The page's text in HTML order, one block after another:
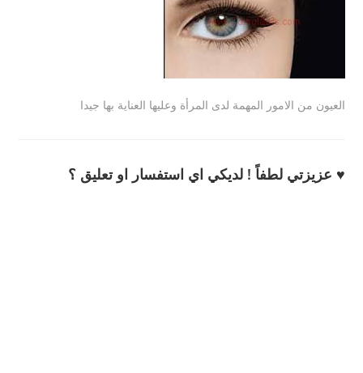
العيون من الامور المهمة لدى المرأة وعليها العناية بها جيدا
♥ عزيزتي لطفاً ! لديكي اي استفسار او تعليق ؟